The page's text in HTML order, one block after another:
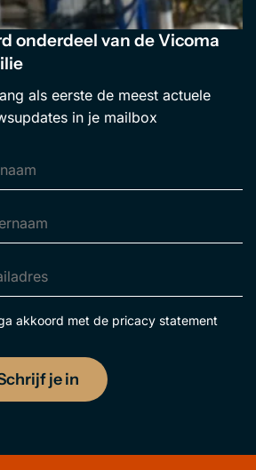
onderdeel van de Vicoma
als eerste de meest actuele
in je mailbox
akkoord met de pricacy statement